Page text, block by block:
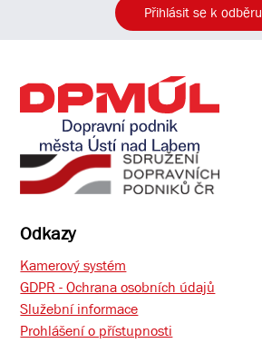
Přihlásit se k odběru
Odkazy
Kamerový systém
GDPR - Ochrana osobních údajů
Služební informace
Prohlášení o přístupnosti